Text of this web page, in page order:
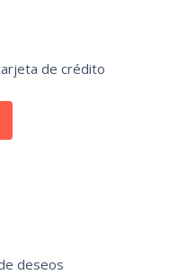
de crédito
deseos